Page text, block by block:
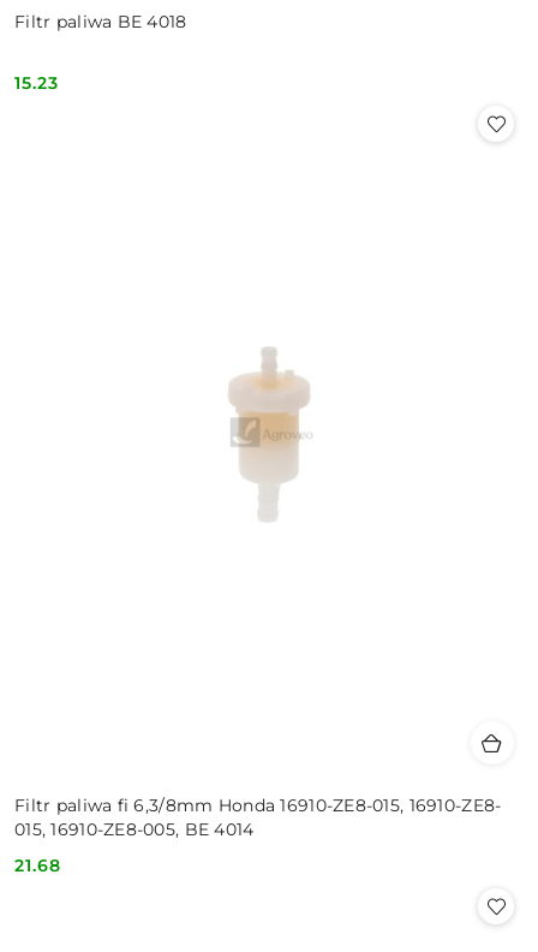
Filtr paliwa BE 4018
Cena:
15.23
Filtr paliwa fi 6,3/8mm Honda 16910-ZE8-015, 16910-ZE8-
015, 16910-ZE8-005, BE 4014
Cena:
21.68